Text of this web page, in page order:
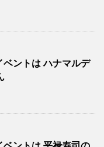
ントは ハナマルデ